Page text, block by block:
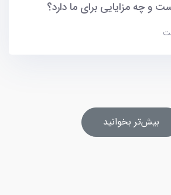
چه مزایایی برای ما دارد؟
بیش‌تر بخوانید